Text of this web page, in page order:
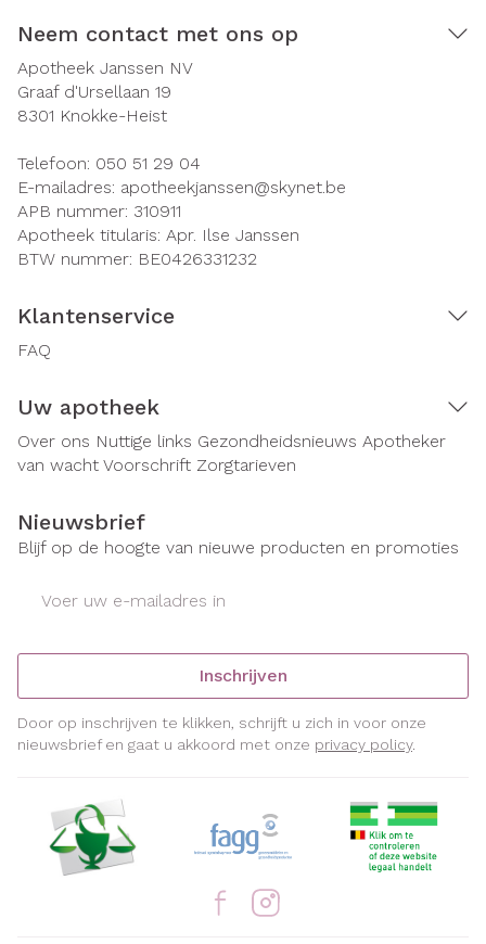
Neem contact met ons op
Apotheek Janssen NV
Graaf d'Ursellaan 19
8301 Knokke-Heist
Telefoon: 050 51 29 04
E-mailadres: apotheekjanssen@skynet.be
APB nummer: 310911
Apotheek titularis: Apr. Ilse Janssen
BTW nummer: BE0426331232
Klantenservice
FAQ
Uw apotheek
Over ons Nuttige links Gezondheidsnieuws Apotheker
van wacht Voorschrift Zorgtarieven
Nieuwsbrief
Blijf op de hoogte van nieuwe producten en promoties
Inschrijven
Door op inschrijven te klikken, schrijft u zich in voor onze
nieuwsbrief en gaat u akkoord met onze privacy policy.